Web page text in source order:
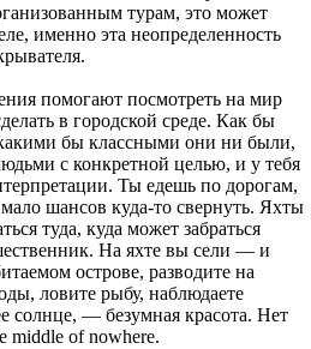
турам, это может
именно эта неопределенность
помогают посмотреть на мир
в городской среде. Как бы
бы классными они ни были,
с конкретной целью, и у тебя
Ты едешь по дорогам,
шансов куда-то свернуть. Яхты
туда, куда может забраться
На яхте вы сели — и
острове, разводите на
ловите рыбу, наблюдаете
солнце, — безумная красота. Нет
middle of nowhere.